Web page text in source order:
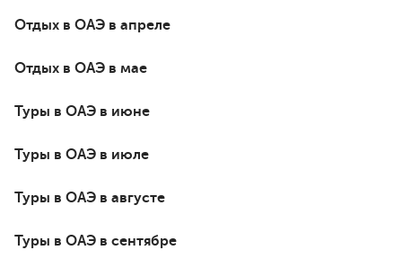
Отдых в ОАЭ в апреле
Отдых в ОАЭ в мае
Туры в ОАЭ в июне
Туры в ОАЭ в июле
Туры в ОАЭ в августе
Туры в ОАЭ в сентябре